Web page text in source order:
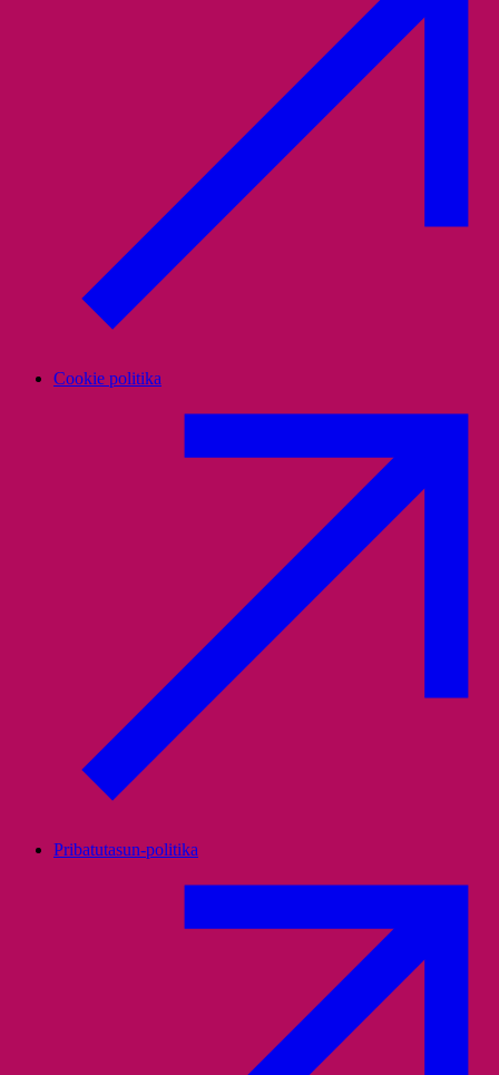
Cookie politika
Pribatutasun-politika